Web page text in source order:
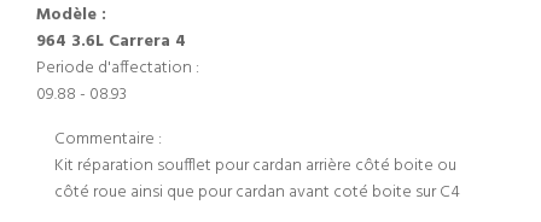
Modèle :
964 3.6L Carrera 4
Periode d'affectation :
09.88 - 08.93
Commentaire :
Kit réparation soufflet pour cardan arrière côté boite ou
côté roue ainsi que pour cardan avant coté boite sur C4